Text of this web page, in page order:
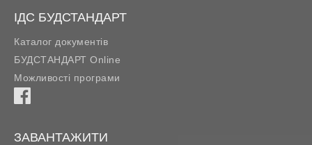
ІДС БУДСТАНДАРТ
Каталог документів
БУДСТАНДАРТ Online
Можливості програми
ЗАВАНТАЖИТИ